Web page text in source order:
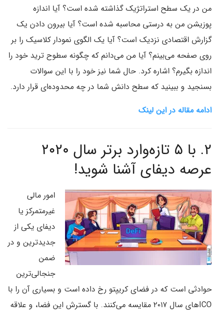
من در یک سطح استراتژیک گذاشته شده است؟ آیا اندازه
پوزیشن من به درستی محاسبه شده است؟ آیا بیرون دادن یک
گزارش اقتصادی نزدیک است؟ آیا یک الگوی نمودار کلاسیک را بر
روی صفحه می‌بینم؟ آیا من می‌دانم که چگونه سطوح ترید خود را
اندازه بگیرم؟ اشاره کرد. حال شما نیز خود را با این سوالات
بسنجید و ببینید که سطح دانش شما در چه محدوده‌ای قرار دارد.
ادامه مقاله در این لینک
۲.
با ۵ تازه‌وارد برتر سال ۲۰۲۰
عرصه دیفای آشنا شوید!
امور مالی
غیرمتمرکز یا
دیفای یکی از
جدیدترین و در
ضمن
جنجالی‌ترین
حوادثی است که در فضای کریپتو رخ داده است و بسیاری آن را با
‌ICOهای سال ۲۰۱۷ مقایسه می‌کنند. با گسترش این فضا، و علاقه